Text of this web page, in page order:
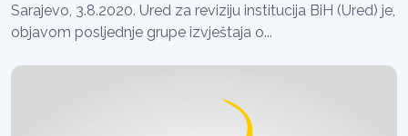
Sarajevo, 3.8.2020. Ured za reviziju institucija BiH (Ured) je,
objavom posljednje grupe izvještaja o...